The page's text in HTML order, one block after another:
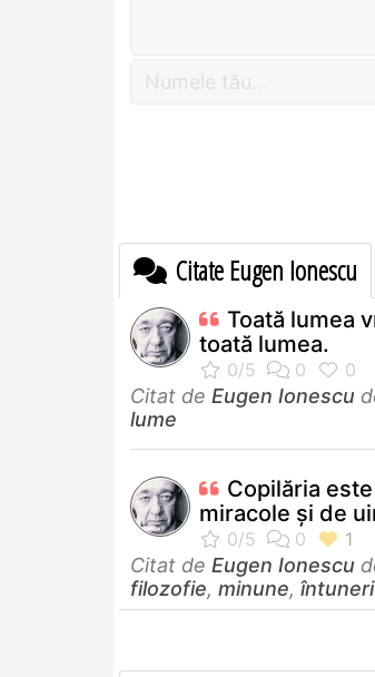
Citate Eugen Ionescu
Toată lumea
toată lumea.
Citat de Eugen Ionescu
lume
Copilăria
miracole și de
Citat de Eugen Ionescu
filozofie, minune,